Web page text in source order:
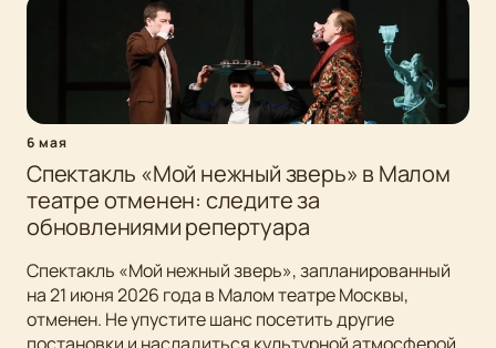
6 мая
Спектакль «Мой нежный зверь» в Малом
театре отменен: следите за
обновлениями репертуара
Спектакль «Мой нежный зверь», запланированный
на 21 июня 2026 года в Малом театре Москвы,
отменен. Не упустите шанс посетить другие